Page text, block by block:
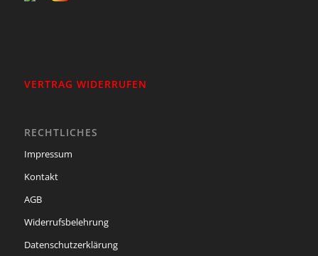
VERTRAG WIDERRUFEN
RECHTLICHES
Impressum
Kontakt
AGB
Widerrufsbelehrung
Datenschutzerklärung